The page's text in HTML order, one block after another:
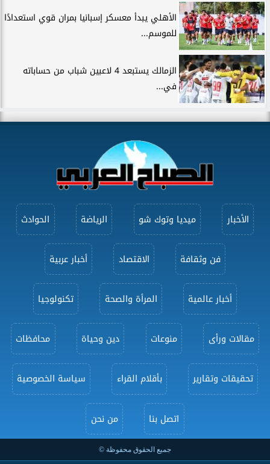
الأهلي يبدأ معسكر إسبانيا بمران قوي استعدادًا
للموسم...
الزمالك يستبعد 4 لاعبين شباب من حساباته
في...
الأخبار ميديا وتوك شو الرياضة الحوادث
فن وثقافة الاقتصاد أخبار عربية
أخبار عالمية المرأة والصحة تكنولوجيا
مقالات ورأى منوعات دين وحياة محافظات
تحقيقات وتقارير بأقلام القراء سياسة الخصوصية
اتصل بنا من نحن
جميع الحقوق محفوظة ©